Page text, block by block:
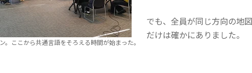
。ここから共通言語をそろえる時間が始まった。
でも、全員が同じ方向の地
だけは確かにありました。